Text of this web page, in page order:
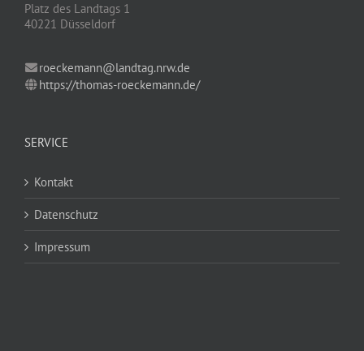
Platz des Landtags 1
40221 Düsseldorf
roeckemann@landtag.nrw.de
https://thomas-roeckemann.de/
SERVICE
Kontakt
Datenschutz
Impressum